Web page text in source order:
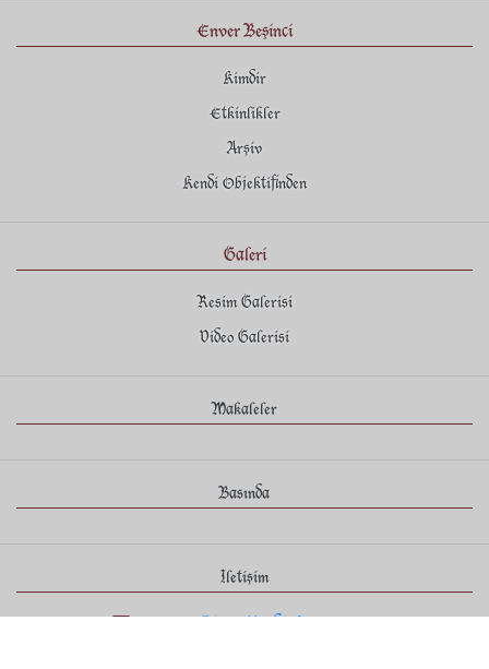
Enver Beşinci
Kimdir
Etkinlikler
Arşiv
Kendi Objektifinden
Galeri
Resim Galerisi
Video Galerisi
Makaleler
Basında
İletişim